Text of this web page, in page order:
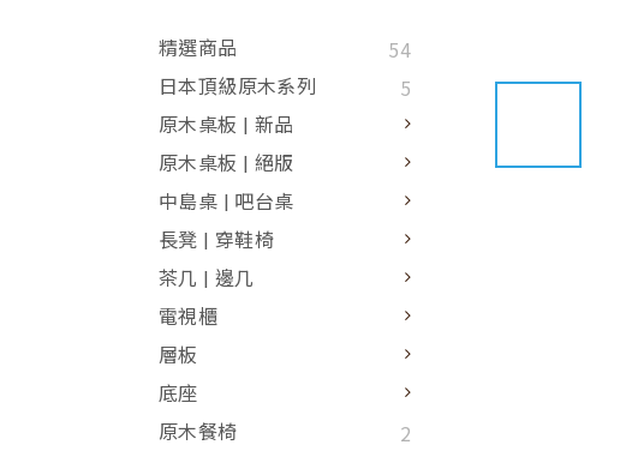
精選商品 54
日本頂級原木系列 5
原木桌板 | 新品
原木桌板 | 絕版
中島桌 | 吧台桌
長凳 | 穿鞋椅
茶几 | 邊几
電視櫃
層板
底座
原木餐椅
2